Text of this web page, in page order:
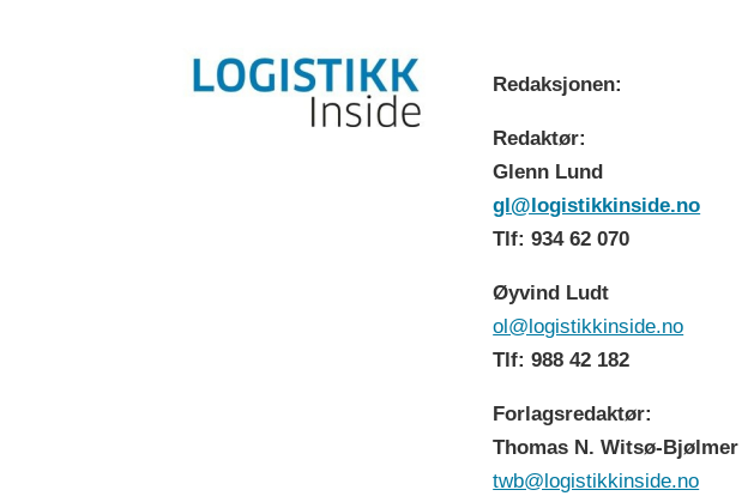
Redaksjonen:
Redaktør:
Glenn Lund
gl@logistikkinside.no
Tlf: 934 62 070
Øyvind Ludt
ol@logistikkinside.no
Tlf: 988 42 182
Forlagsredaktør:
Thomas N. Witsø-Bjølmer
twb@logistikkinside.no